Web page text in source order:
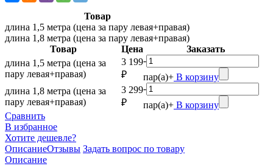
Товар
длина 1,5 метра (цена за пару левая+правая)
длина 1,8 метра (цена за пару левая+правая)
Товар
Цена
Заказать
длина 1,5 метра (цена за
пару левая+правая)
3 199
₽
-
пар(а)+ В корзину
длина 1,8 метра (цена за
пару левая+правая)
3 299
₽
-
пар(а)+ В корзину
Сравнить
В избранное
Хотите дешевле?
ОписаниеОтзывы Задать вопрос по товару
Описание